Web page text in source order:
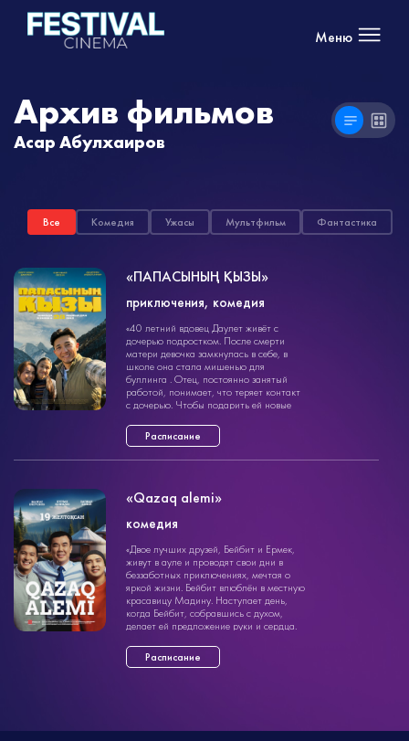
Меню
Архив фильмов
Асар Абулхаиров
Все Комедия Ужасы Мультфильм Фантастика
приключения
1ч. 15мин.
6+
«ПАПАСЫНЫҢ ҚЫЗЫ»
приключения, комедия
«40 летний вдовец Даулет живёт с
дочерью подростком. После смерти
матери девочка замкнулась в себе, в
школе она стала мишенью для
буллинга . Отец, постоянно занятый
работой, понимает, что теряет контакт
с дочерью. Чтобы подарить ей новые
Расписание
комедия
1ч. 30мин.
6+
«Qazaq alemi»
комедия
«Двое лучших друзей, Бейбит и Ермек,
живут в ауле и проводят свои дни в
беззаботных приключениях, мечтая о
яркой жизни. Бейбит влюблён в местную
красавицу Мадину. Наступает день,
когда Бейбит, собравшись с духом,
делает ей предложение руки и сердца.
Расписание